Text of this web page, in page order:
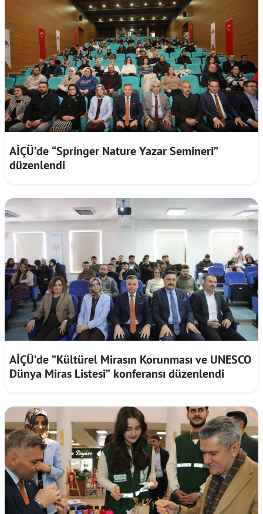
AİÇÜ’de “Springer Nature Yazar Semineri”
düzenlendi
AİÇÜ’de “Kültürel Mirasın Korunması ve UNESCO
Dünya Miras Listesi” konferansı düzenlendi